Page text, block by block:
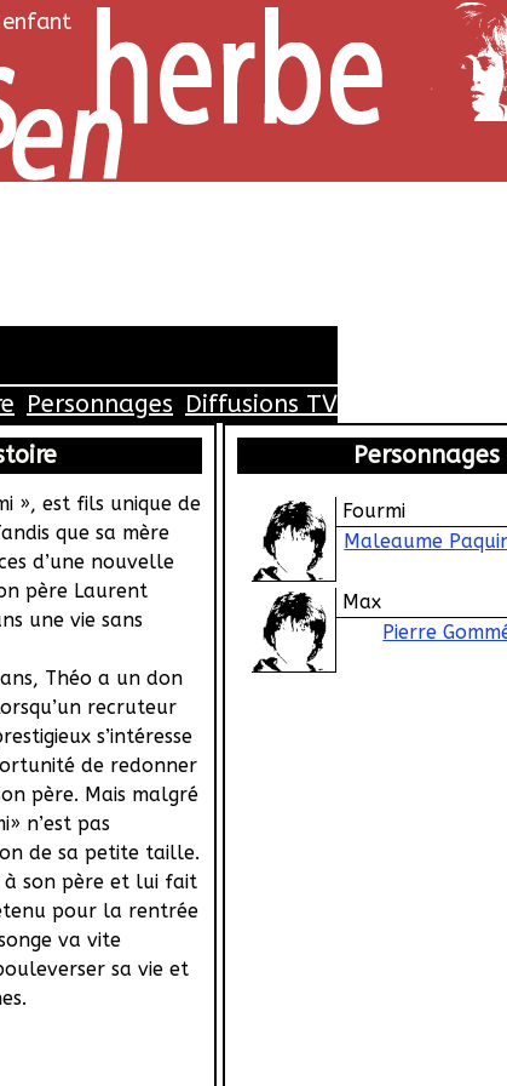
enfant
Personnages Diffusions TV
», est fils unique de
que sa mère
d’une nouvelle
père Laurent
une vie sans
Théo a un don
recruteur
s’intéresse
de redonner
père. Mais malgré
n’est pas
de sa petite taille.
à son père et lui fait
pour la rentrée
va vite
sa vie et
Personnages
Fourmi
Maleaume
Max
Pierre